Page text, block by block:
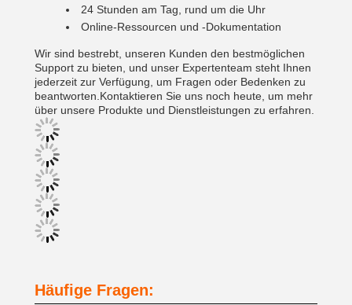
24 Stunden am Tag, rund um die Uhr
Online-Ressourcen und -Dokumentation
Wir sind bestrebt, unseren Kunden den bestmöglichen
Support zu bieten, und unser Expertenteam steht Ihnen
jederzeit zur Verfügung, um Fragen oder Bedenken zu
beantworten.Kontaktieren Sie uns noch heute, um mehr
über unsere Produkte und Dienstleistungen zu erfahren.
Häufige Fragen: